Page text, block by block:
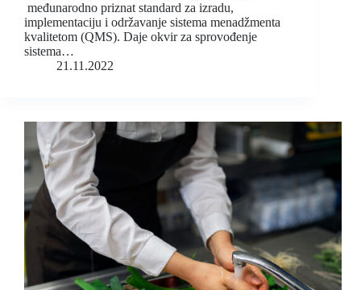
međunarodno priznat standard za izradu,
implementaciju i održavanje sistema menadžmenta
kvalitetom (QMS). Daje okvir za sprovođenje
sistema…
21.11.2022